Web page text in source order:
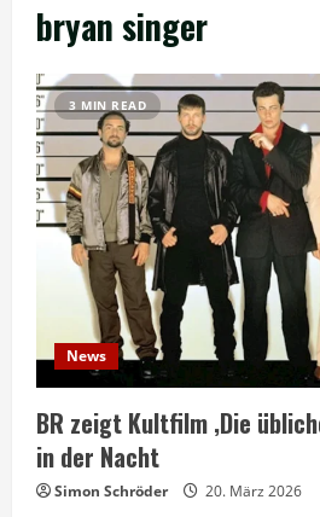
bryan singer
3 MIN READ
News
BR zeigt Kultfilm ‚Die
in der Nacht
Simon Schröder 20. März 2026